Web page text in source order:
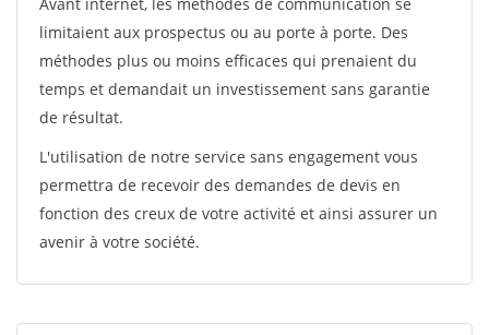
limitaient aux prospectus ou au porte à porte. Des
méthodes plus ou moins efficaces qui prenaient du
temps et demandait un investissement sans garantie
de résultat.
L'utilisation de notre service sans engagement vous
permettra de recevoir des demandes de devis en
fonction des creux de votre activité et ainsi assurer un
avenir à votre société.